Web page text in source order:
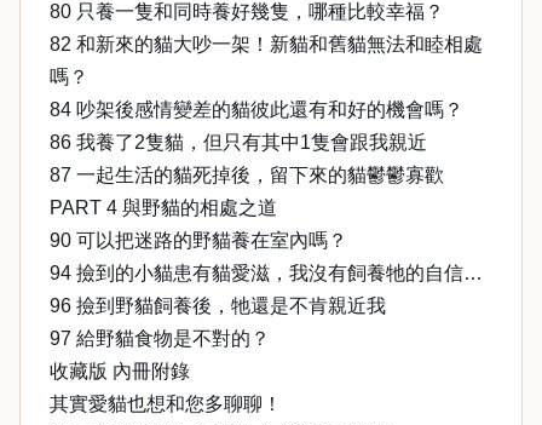
80 只養一隻和同時養好幾隻，哪種比較幸福？
82 和新來的貓大吵一架！新貓和舊貓無法和睦相處
嗎？
84 吵架後感情變差的貓彼此還有和好的機會嗎？
86 我養了2隻貓，但只有其中1隻會跟我親近
87 一起生活的貓死掉後，留下來的貓鬱鬱寡歡
PART 4 與野貓的相處之道
90 可以把迷路的野貓養在室內嗎？
94 撿到的小貓患有貓愛滋，我沒有飼養牠的自信…
96 撿到野貓飼養後，牠還是不肯親近我
97 給野貓食物是不對的？
收藏版 內冊附錄
其實愛貓也想和您多聊聊！